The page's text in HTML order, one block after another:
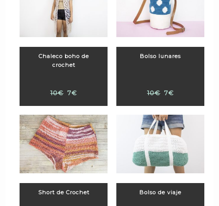
Chaleco boho de
crochet
10€ 7€
Bolso lunares
10€ 7€
Short de Crochet Bolso de viaje